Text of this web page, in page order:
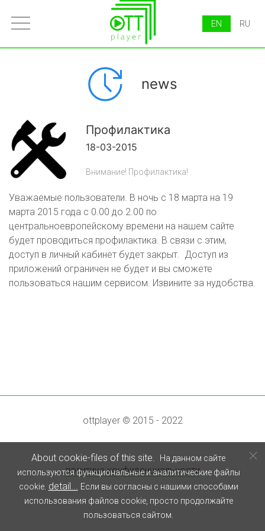
EN RU
news
Профилактика
18-03-2015
Внимание! Профилактика!
Уважаемые пользователи. В ночь с 18 марта на 19
марта 2015 года с 0.00 до 2.00 по
центральноевропейскому времени на нашем сайте
будет проводиться профилактика. В связи с этим,
доступ в личный кабинет будет закрыт. Доступ из
приложений ограничен не будет и вы сможете
пользоваться нашим сервисом. Извините за нудобства.
ottplayer © 2015 - 2022
политика конфиденциальности
About cookie-files of this site.
На данном сайте
используются функциональные и аналитические файлы
cookie. detail... Если вы согласны с нашими способами
использования файлов cookie, просто продолжайте
пользоваться сайтом.